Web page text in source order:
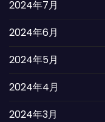
2024年7月
2024年6月
2024年5月
2024年4月
2024年3月